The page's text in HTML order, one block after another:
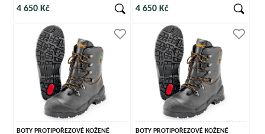
4 650 Kč 4 650 Kč
BOTY PROTIPOŘEZOVÉ KOŽENÉ
BOTY PROTIPOŘEZOVÉ KOŽENÉ